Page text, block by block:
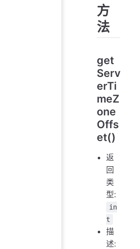
方
法
get
Serv
erTi
meZ
one
Offs
et()
返
回
类
型:
in
t
描
述: